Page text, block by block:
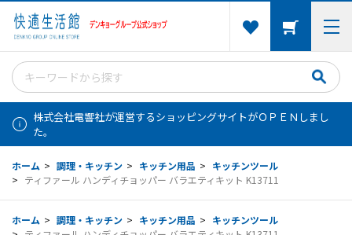
株式会社電響社が運営するショッピングサイトがＯＰＥＮしまし
た。
ホーム > 調理・キッチン > キッチン用品 > キッチンツール
> ティファール ハンディチョッパー バラエティキット K13711
ホーム > 調理・キッチン > キッチン用品 > キッチンツール